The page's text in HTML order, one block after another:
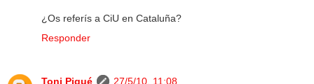
¿Os referís a CiU en Cataluña?
Responder
Toni Piqué
27/5/10, 11:08